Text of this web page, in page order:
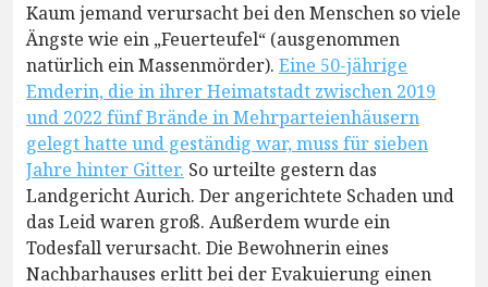
Kaum jemand verursacht bei den Menschen so viele
Ängste wie ein „Feuerteufel“ (ausgenommen
natürlich ein Massenmörder). Eine 50-jährige
Emderin, die in ihrer Heimatstadt zwischen 2019
und 2022 fünf Brände in Mehrparteienhäusern
gelegt hatte und geständig war, muss für sieben
Jahre hinter Gitter. So urteilte gestern das
Landgericht Aurich. Der angerichtete Schaden und
das Leid waren groß. Außerdem wurde ein
Todesfall verursacht. Die Bewohnerin eines
Nachbarhauses erlitt bei der Evakuierung einen